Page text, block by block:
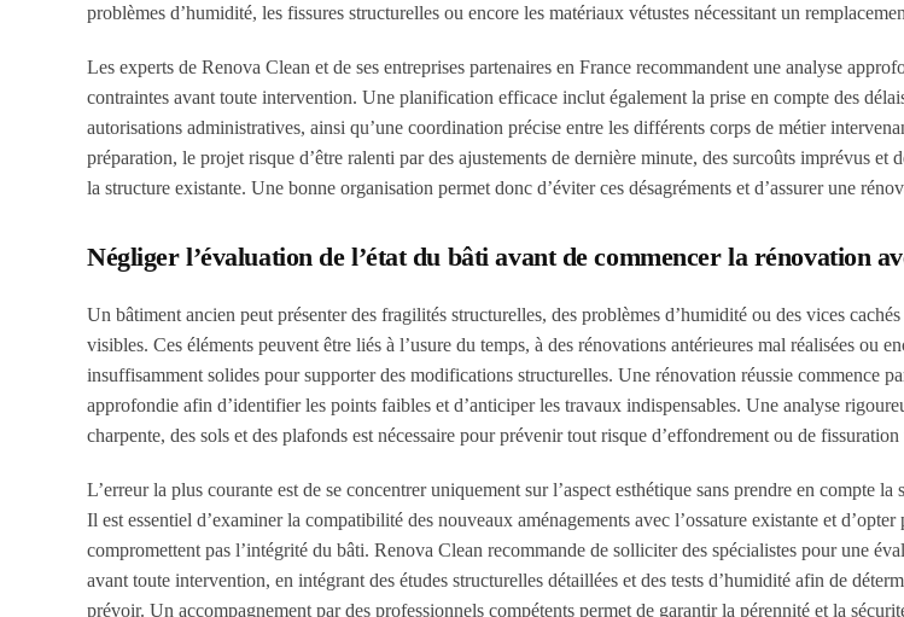
problèmes d’humidité, les fissures structurelles ou encore les matériaux vétustes nécessitant un
Les experts de Renova Clean et de ses entreprises partenaires en France recommandent une analyse
contraintes avant toute intervention. Une planification efficace inclut également la prise en compte des
autorisations administratives, ainsi qu’une coordination précise entre les différents corps de métier
préparation, le projet risque d’être ralenti par des ajustements de dernière minute, des surcoûts imprévus et
la structure existante. Une bonne organisation permet donc d’éviter ces désagréments et d’assurer une
Négliger l’évaluation de l’état du bâti avant de commencer la rénovation
Un bâtiment ancien peut présenter des fragilités structurelles, des problèmes d’humidité ou des vices
visibles. Ces éléments peuvent être liés à l’usure du temps, à des rénovations antérieures mal réalisées ou
insuffisamment solides pour supporter des modifications structurelles. Une rénovation réussie commence
approfondie afin d’identifier les points faibles et d’anticiper les travaux indispensables. Une analyse
charpente, des sols et des plafonds est nécessaire pour prévenir tout risque d’effondrement ou de
L’erreur la plus courante est de se concentrer uniquement sur l’aspect esthétique sans prendre en compte
Il est essentiel d’examiner la compatibilité des nouveaux aménagements avec l’ossature existante et
compromettent pas l’intégrité du bâti. Renova Clean recommande de solliciter des spécialistes pour une
avant toute intervention, en intégrant des études structurelles détaillées et des tests d’humidité afin de
prévoir. Un accompagnement par des professionnels compétents permet de garantir la pérennité et la